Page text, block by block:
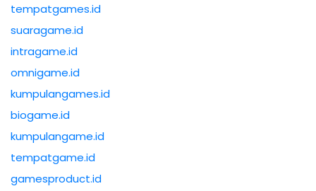
tempatgames.id
suaragame.id
intragame.id
omnigame.id
kumpulangames.id
biogame.id
kumpulangame.id
tempatgame.id
gamesproduct.id